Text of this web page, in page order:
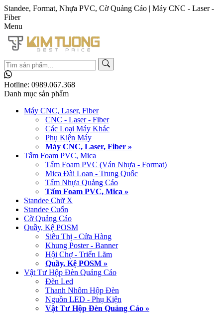
Standee, Format, Nhựa PVC, Cờ Quảng Cáo | Máy CNC - Laser -
Fiber
Menu
Hotline: 0989.067.368
Danh mục sản phẩm
Máy CNC, Laser, Fiber
CNC - Laser - Fiber
Các Loại Máy Khác
Phụ Kiện Máy
Máy CNC, Laser, Fiber »
Tấm Foam PVC, Mica
Tấm Foam PVC (Ván Nhựa - Format)
Mica Đài Loan - Trung Quốc
Tấm Nhựa Quảng Cáo
Tấm Foam PVC, Mica »
Standee Chữ X
Standee Cuốn
Cờ Quảng Cáo
Quầy, Kệ POSM
Siêu Thị - Cửa Hàng
Khung Poster - Banner
Hội Chợ - Triển Lãm
Quầy, Kệ POSM »
Vật Tư Hộp Đèn Quảng Cáo
Đèn Led
Thanh Nhôm Hộp Đèn
Nguồn LED - Phụ Kiện
Vật Tư Hộp Đèn Quảng Cáo »